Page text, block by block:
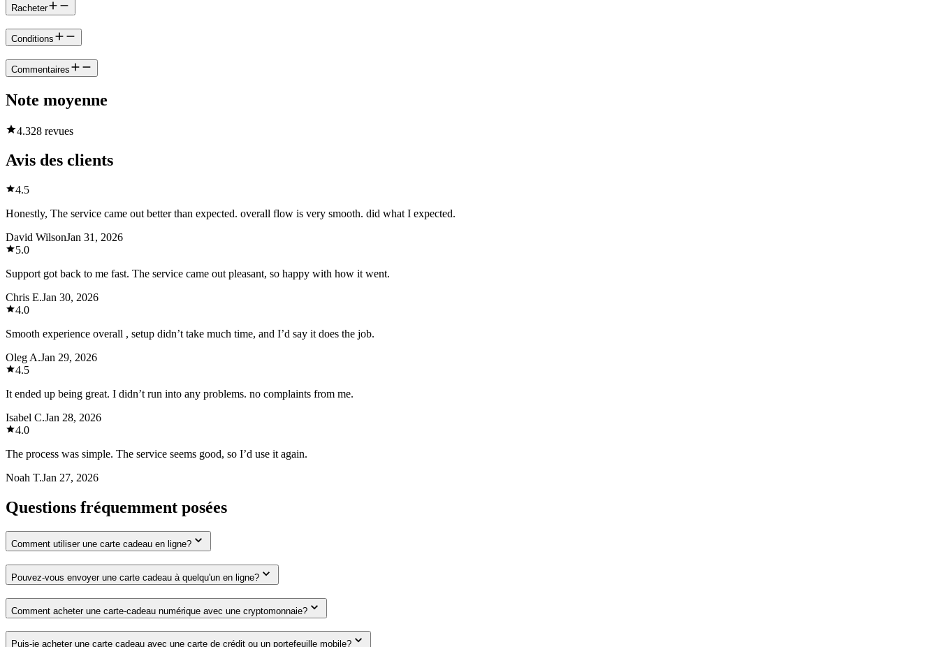
Racheter
Conditions
Commentaires
Note moyenne
4.328 revues
Avis des clients
4.5
Honestly, The service came out better than expected. overall flow is very smooth. did what I expected.
David WilsonJan 31, 2026
5.0
Support got back to me fast. The service came out pleasant, so happy with how it went.
Chris E.Jan 30, 2026
4.0
Smooth experience overall , setup didn’t take much time, and I’d say it does the job.
Oleg A.Jan 29, 2026
4.5
It ended up being great. I didn’t run into any problems. no complaints from me.
Isabel C.Jan 28, 2026
4.0
The process was simple. The service seems good, so I’d use it again.
Noah T.Jan 27, 2026
Questions fréquemment posées
Comment utiliser une carte cadeau en ligne?
Pouvez-vous envoyer une carte cadeau à quelqu'un en ligne?
Comment acheter une carte-cadeau numérique avec une cryptomonnaie?
Puis-je acheter une carte cadeau avec une carte de crédit ou un portefeuille mobile?